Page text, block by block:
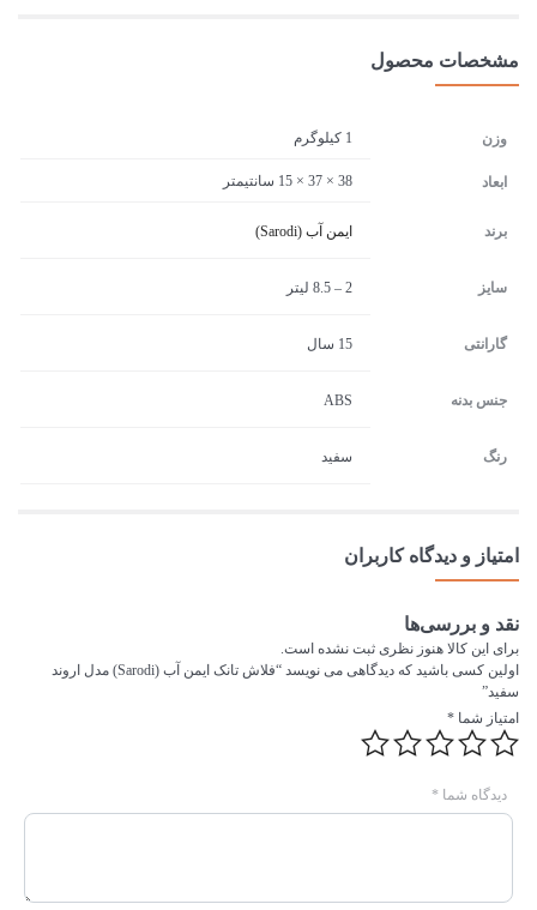
مشخصات محصول
وزن 1 کیلوگرم
ابعاد 38 × 37 × 15 سانتیمتر
برند ایمن آب (Sarodi)
سایز 2 – 8.5 لیتر
گارانتی 15 سال
جنس بدنه ABS
رنگ سفید
امتیاز و دیدگاه کاربران
نقد و بررسی‌ها
برای این کالا هنوز نظری ثبت نشده است.
اولین کسی باشید که دیدگاهی می نویسد “فلاش تانک ایمن آب (Sarodi) مدل اروند
سفید”
امتیاز شما *
دیدگاه شما *